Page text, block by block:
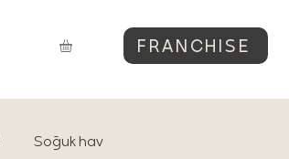
FRANCHISE
Soğuk havaya bu günlerin sıcak